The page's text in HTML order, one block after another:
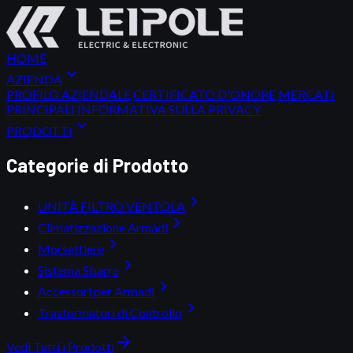
HOME
AZIENDA expand_more
PROFILO AZIENDALECERTIFICATO D'ONORE MERCATI
PRINCIPALI INFORMATIVA SULLA PRIVACY
PRODOTTI expand_more
Categorie di Prodotto
UNITÀ FILTRO VENTOLA chevron_right
Climatizzazione Armadi chevron_right
Morsettiere chevron_right
Sistema Sbarre chevron_right
Accessori per Armadi chevron_right
Trasformatori di Controllo chevron_right
Vedi Tutti i Prodotti arrow_forward